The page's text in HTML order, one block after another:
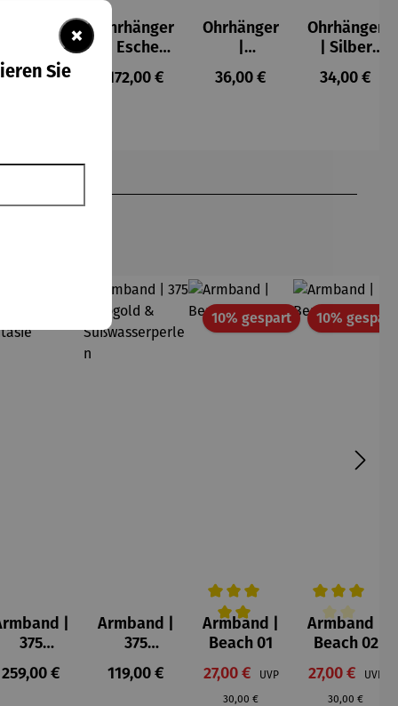
Ohrhänger
Regulärer Preis:
139,00 €
Ohrhänger
| Escher
Kugel
Regulärer Preis:
172,00 €
Ohrhänger
Rhodinier
t | 03
Regulärer Preis:
36,00 €
Ohrhänger
| Silber
vergoldet
– Anker
Regulärer
34,00 €
|
375
Gelbgold
– Fantasie
Regulärer Preis:
259,00 €
Armband |
375
Gelbgold
&
Regulärer Preis:
119,00 €
10% gespartRabatt
Durchschnittliche Bewertung
Armband |
Beach 01
Verkaufspreis:
27,00 €
UVP
Regulärer Preis:
30,00 €
10% gespart
Armband |
Beach 02
27,00 €
UVP
Regulärer
30,00 €
×
Sie